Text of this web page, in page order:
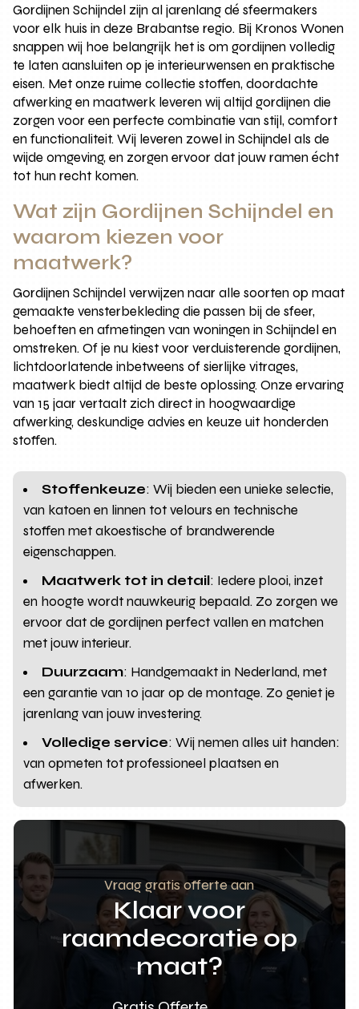
Gordijnen Schijndel zijn al jarenlang dé sfeermakers
voor elk huis in deze Brabantse regio. Bij Kronos Wonen
snappen wij hoe belangrijk het is om gordijnen volledig
te laten aansluiten op je interieurwensen en praktische
eisen. Met onze ruime collectie stoffen, doordachte
afwerking en maatwerk leveren wij altijd gordijnen die
zorgen voor een perfecte combinatie van stijl, comfort
en functionaliteit. Wij leveren zowel in Schijndel als de
wijde omgeving, en zorgen ervoor dat jouw ramen écht
tot hun recht komen.
Wat zijn Gordijnen Schijndel en
waarom kiezen voor
maatwerk?
Gordijnen Schijndel verwijzen naar alle soorten op maat
gemaakte vensterbekleding die passen bij de sfeer,
behoeften en afmetingen van woningen in Schijndel en
omstreken. Of je nu kiest voor verduisterende gordijnen,
lichtdoorlatende inbetweens of sierlijke vitrages,
maatwerk biedt altijd de beste oplossing. Onze ervaring
van 15 jaar vertaalt zich direct in hoogwaardige
afwerking, deskundige advies en keuze uit honderden
stoffen.
Stoffenkeuze: Wij bieden een unieke selectie,
van katoen en linnen tot velours en technische
stoffen met akoestische of brandwerende
eigenschappen.
Maatwerk tot in detail: Iedere plooi, inzet
en hoogte wordt nauwkeurig bepaald. Zo zorgen we
ervoor dat de gordijnen perfect vallen en matchen
met jouw interieur.
Duurzaam: Handgemaakt in Nederland, met
een garantie van 10 jaar op de montage. Zo geniet je
jarenlang van jouw investering.
Volledige service: Wij nemen alles uit handen:
van opmeten tot professioneel plaatsen en
afwerken.
Vraag gratis offerte aan
Klaar voor
raamdecoratie op
maat?